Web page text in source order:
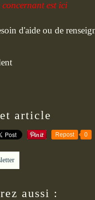
est ici
d'aide ou de
article
Repost 0
aussi :